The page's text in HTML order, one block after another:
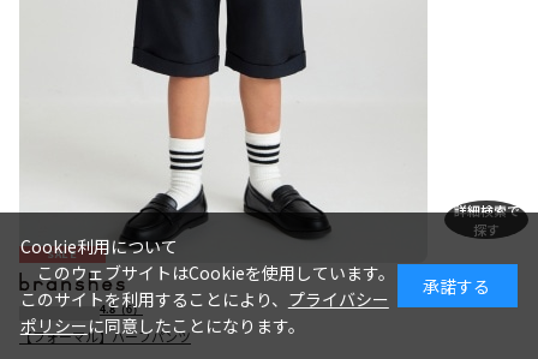
SALE
4.8（6）
【フォーマル】ハーフパンツ
詳細検索で
探す
Cookie利用について
このウェブサイトはCookieを使用しています。
このサイトを利用することにより、 プライバシー
ポリシーに同意したことになります。
承諾する